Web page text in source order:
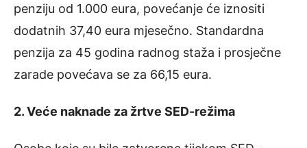
penziju od 1.000 eura, povećanje će iznositi
dodatnih 37,40 eura mjesečno. Standardna
penzija za 45 godina radnog staža i prosječne
zarade povećava se za 66,15 eura.
2. Veće naknade za žrtve SED-režima